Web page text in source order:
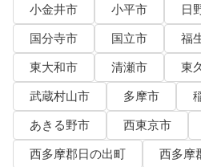
小金井市
小平市 日
国分寺市
国立市 福
東大和市
清瀬市
東
武蔵村山市
多摩市
あきる野市
西東京市
西多摩郡日の出町
西多摩